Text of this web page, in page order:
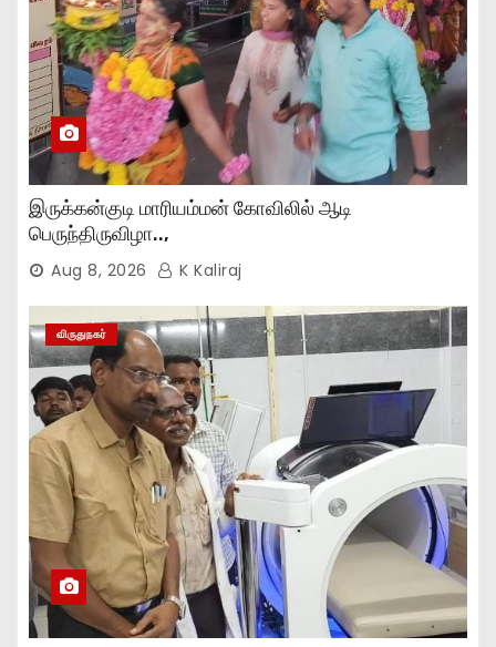
இருக்கன்குடி மாரியம்மன் கோவிலில் ஆடி
பெருந்திருவிழா..,
Aug 8, 2026 K Kaliraj
விருதுநகர்